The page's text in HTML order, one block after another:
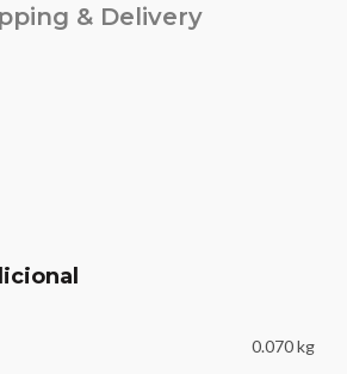
& Delivery
0.070 kg